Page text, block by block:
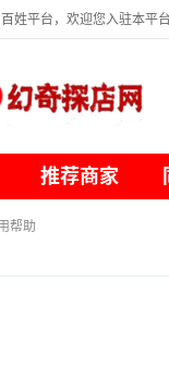
姓平台，欢迎您入驻本平台
推荐商家
帮助